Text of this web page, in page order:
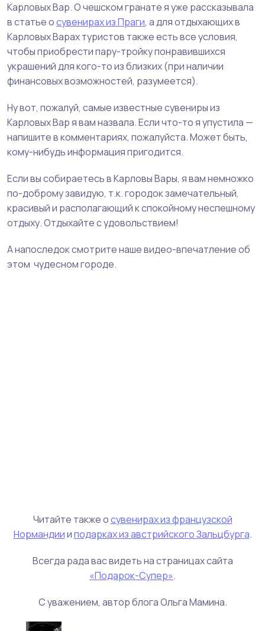
Карловых Вар. О чешском гранате я уже рассказывала
в статье осувенирах из Праги, а для отдыхающих в
Карловых Варах туристов также есть все условия,
чтобы приобрести пару-тройку понравившихся
украшений для кого-то из близких (при наличии
финансовых возможностей, разумеется).
Ну вот, пожалуй, самые известные сувениры из
Карловых Вар я вам назвала. Если что-то я упустила —
напишите в комментариях, пожалуйста. Может быть,
кому-нибудь информация пригодится.
Если вы собираетесь в Карловы Вары, я вам немножко
по-доброму завидую, т.к. городок замечательный,
красивый и располагающий к спокойному неспешному
отдыху. Отдыхайте с удовольствием!
А напоследок смотрите наше видео-впечатление об
этом чудесном городе.
Читайте также осувенирах из французской
Нормандиииподарках из австрийского Зальцбурга.
Всегда рада вас видеть на страницах сайта
«Подарок-Супер».
С уважением, автор блога Ольга Мамина.